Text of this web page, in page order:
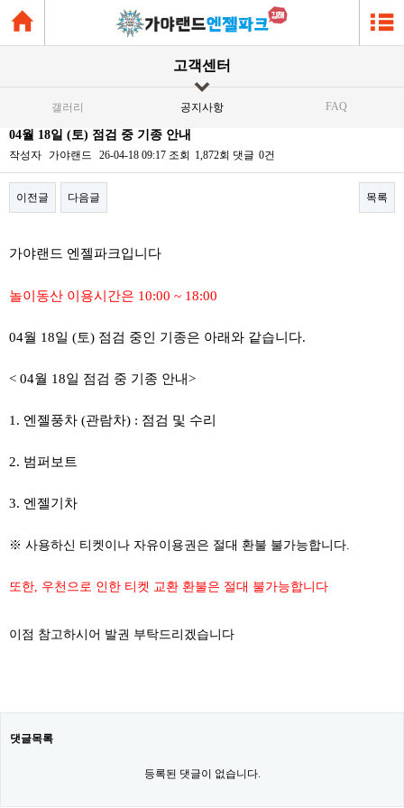
고객센터
갤러리 공지사항 FAQ
04월 18일 (토) 점검 중 기종 안내
작성자 가야랜드 26-04-18 09:17 조회 1,872회 댓글 0건
이전글 다음글 목록
가야랜드 엔젤파크입니다
놀이동산 이용시간은 10:00 ~ 18:00
04월 18일 (토) 점검 중인 기종은 아래와 같습니다.
< 04월 18일 점검 중 기종 안내>
1. 엔젤풍차 (관람차) : 점검 및 수리
2. 범퍼보트
3. 엔젤기차
※ 사용하신 티켓이나 자유이용권은 절대 환불 불가능합니다.
또한, 우천으로 인한 티켓 교환 환불은 절대 불가능합니다
이점 참고하시어 발권 부탁드리겠습니다
댓글목록
등록된 댓글이 없습니다.